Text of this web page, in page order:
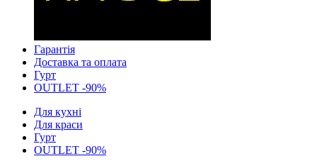
Гарантія
Доставка та оплата
Гурт
OUTLET -90%
Для кухні
Для краси
Гурт
OUTLET -90%